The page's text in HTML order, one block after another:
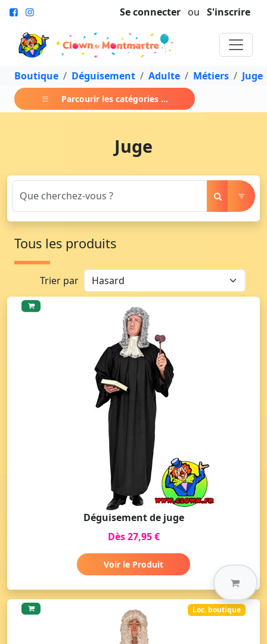
Se connecter ou S'inscrire
Boutique Déguisement Adulte Métiers Juge
Parcourir les catégories ...
Juge
Tous les produits
Trier par
Déguisement de juge
Dès 27,95 €
Voir le Produit
Loc. boutique